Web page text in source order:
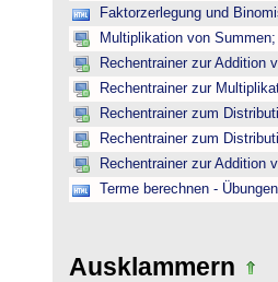
Faktorzerlegung und
Multiplikation von
Rechentrainer zur Addition
Rechentrainer zur
Rechentrainer zum
Rechentrainer zum
Rechentrainer zur Addition
Terme berechnen -
Ausklammern